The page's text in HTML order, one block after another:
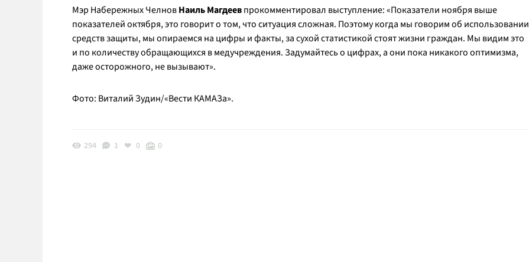
Мэр Набережных ЧелновНаиль Магдеевпрокомментировал выступление: «Показатели ноября выше
показателей октября, это говорит о том, что ситуация сложная. Поэтому когда мы говорим об использовании
средств защиты, мы опираемся на цифры и факты, за сухой статистикой стоят жизни граждан. Мы видим это
и по количеству обращающихся в медучреждения. Задумайтесь о цифрах, а они пока никакого оптимизма,
даже осторожного, не вызывают».
Фото: Виталий Зудин/«Вести КАМАЗа».
294 1 0 0